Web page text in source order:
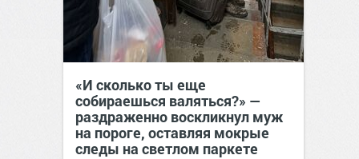
«И сколько ты еще
собираешься валяться?» —
раздраженно воскликнул муж
на пороге, оставляя мокрые
следы на светлом паркете